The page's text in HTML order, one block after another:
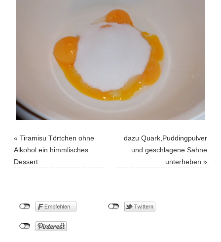
« Tiramisu Törtchen ohne
Alkohol ein himmlisches
Dessert
dazu Quark,Puddingpulver
und geschlagene Sahne
unterheben »